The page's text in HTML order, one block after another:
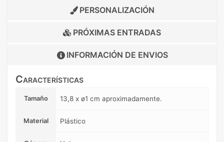
PERSONALIZACIÓN
PRÓXIMAS ENTRADAS
INFORMACIÓN DE ENVIOS
Características
Tamaño 13,8 x ø1 cm aproximadamente.
Material Plástico